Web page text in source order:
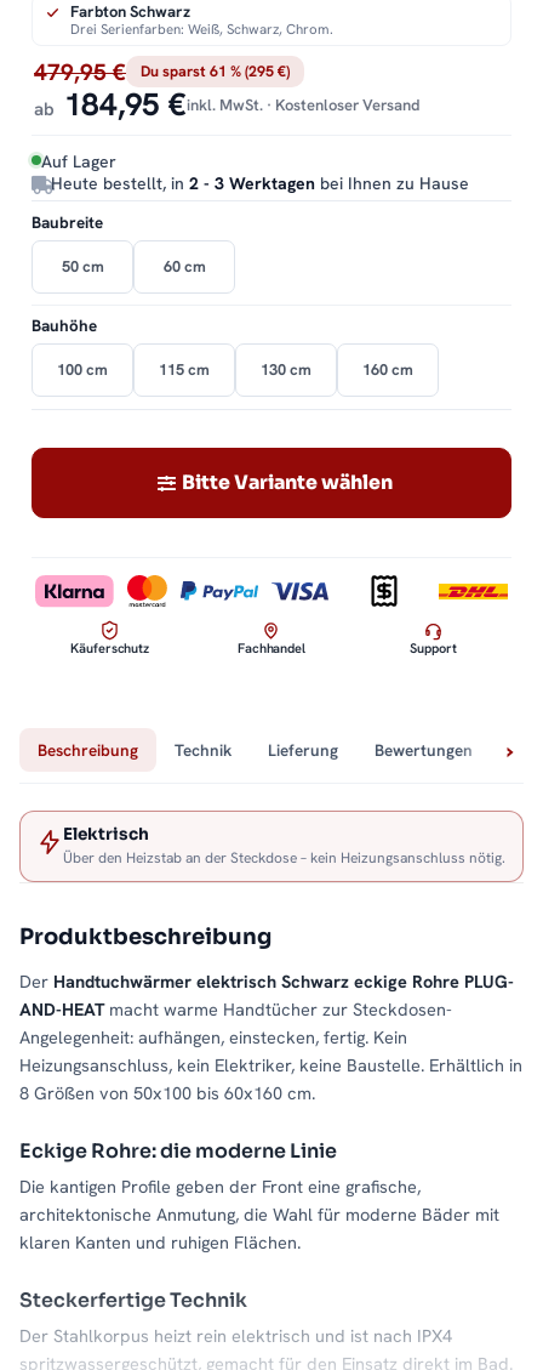
479,95 € Du sparst 61 % (295 €)
ab 184,95 €inkl. MwSt. · Kostenloser Versand
Auf Lager
Heute bestellt, in 2 - 3 Werktagen bei Ihnen zu Hause
Farbton Schwarz
Drei Serienfarben: Weiß, Schwarz, Chrom.
Baubreite
50 cm 60 cm
Bauhöhe
100 cm 115 cm 130 cm 160 cm
Bitte Variante wählen
Käuferschutz Fachhandel Support
Beschreibung Technik Lieferung Bewertungen
Elektrisch
Über den Heizstab an der Steckdose – kein Heizungsanschluss nötig.
Produktbeschreibung
Der Handtuchwärmer elektrisch Schwarz eckige Rohre PLUG-
AND-HEATmacht warme Handtücher zur Steckdosen-
Angelegenheit: aufhängen, einstecken, fertig. Kein
Heizungsanschluss, kein Elektriker, keine Baustelle. Erhältlich in
8 Größen von 50x100 bis 60x160 cm.
Eckige Rohre: die moderne Linie
Die kantigen Profile geben der Front eine grafische,
architektonische Anmutung, die Wahl für moderne Bäder mit
klaren Kanten und ruhigen Flächen.
Steckerfertige Technik
Der Stahlkorpus heizt rein elektrisch und ist nach IPX4
spritzwassergeschützt, gemacht für den Einsatz direkt im Bad.